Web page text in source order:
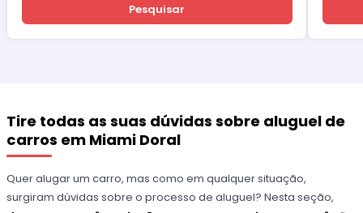
Pesquisar
Tire todas as suas dúvidas sobre aluguel de
carros em Miami Doral
Quer alugar um carro, mas como em qualquer situação,
surgiram dúvidas sobre o processo de aluguel? Nesta seção,